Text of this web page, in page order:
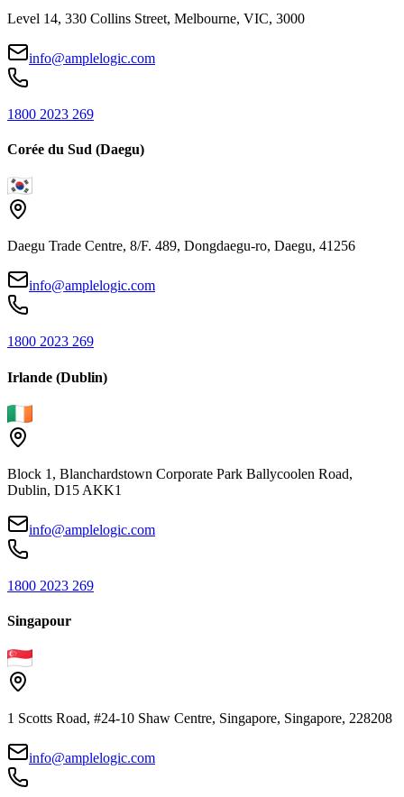
Level 14, 330 Collins Street, Melbourne, VIC, 3000
info@amplelogic.com
1800 2023 269
Corée du Sud (Daegu)
Daegu Trade Centre, 8/F. 489, Dongdaegu-ro, Daegu, 41256
info@amplelogic.com
1800 2023 269
Irlande (Dublin)
Block 1, Blanchardstown Corporate Park Ballycoolen Road,
Dublin, D15 AKK1
info@amplelogic.com
1800 2023 269
Singapour
1 Scotts Road, #24-10 Shaw Centre, Singapore, Singapore, 228208
info@amplelogic.com